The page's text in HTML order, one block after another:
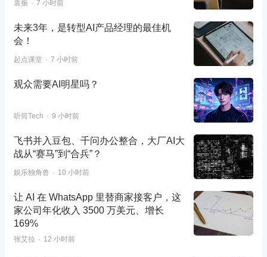
袁振 7 小时前
未来3年，是转型AI产品经理的最佳机
会！
起点课堂 7 小时前
观众需要AI明星吗？
听筒Tech 9 小时前
飞书并入豆包、千问办公整合，大厂AI大
战从“赛马”到“合兵”？
娱乐独角兽 10 小时前
让 AI 在 WhatsApp 里替商家接客户，这
家公司年化收入 3500 万美元、增长
169%
张艾拉 12 小时前